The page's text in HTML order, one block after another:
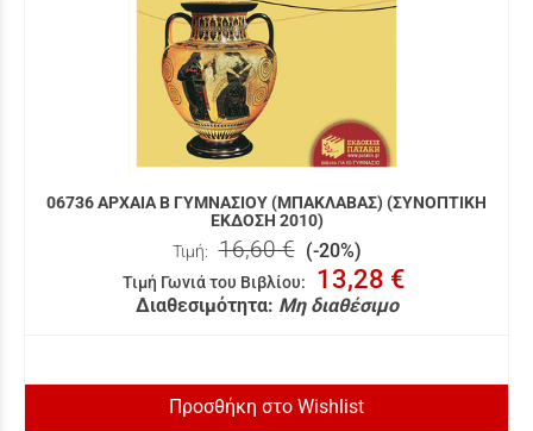
06736 ΑΡΧΑΙΑ Β ΓΥΜΝΑΣΙΟΥ (ΜΠΑΚΛΑΒΑΣ) (ΣΥΝΟΠΤΙΚΗ
ΕΚΔΟΣΗ 2010)
Τιμή: 16,60 € (-20%)
Τιμή Γωνιά του Βιβλίου: 13,28 €
Διαθεσιμότητα: Μη διαθέσιμο
Προσθήκη στο Wishlist